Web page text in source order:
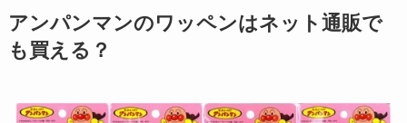
アンパンマンのワッペンはネット通販で
も買える？